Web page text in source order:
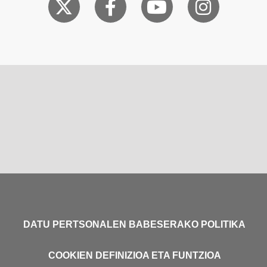
DATU PERTSONALEN BABESERAKO POLITIKA
COOKIEN DEFINIZIOA ETA FUNTZIOA